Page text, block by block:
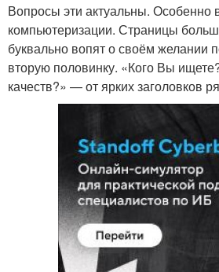
Вопросы эти актуальны. Особенно
компьютеризации. Страницы
буквально вопят о своём желании
вторую половинку. «Кого Вы
качеств?» — от ярких заголовков